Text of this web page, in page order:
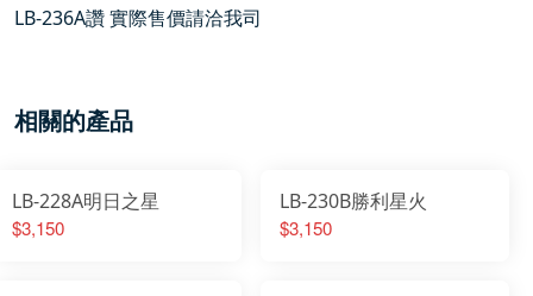
LB-236A讚 實際售價請洽我司
相關的產品
LB-228A明日之星
$3,150
LB-230B勝利星火
$3,150